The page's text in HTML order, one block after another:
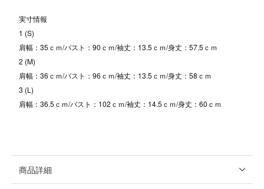
実寸情報
1 (S)
肩幅：35ｃｍ/バスト：90ｃｍ/袖丈：13.5ｃｍ/身丈：57.5ｃｍ
2 (M)
肩幅：36ｃｍ/バスト：96ｃｍ/袖丈：13.5ｃｍ/身丈：58ｃｍ
3 (L)
肩幅：36.5ｃｍ/バスト：102ｃｍ/袖丈：14.5ｃｍ/身丈：60ｃｍ
商品詳細